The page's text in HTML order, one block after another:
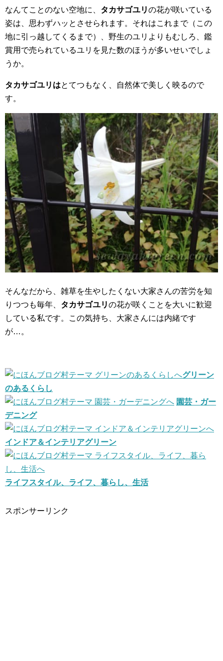
なんてことのない空地に、 タカサゴユリの花が咲いている
姿は、思わずハッとさせられます。それはこれまで（この
地に引っ越してくるまで）、野生のユリよりもむしろ、鑑
賞用で売られているユリを見た数のほうが多いせいでしょ
うか。
タカサゴユリはとてつもなく、自然体で美しく映るので
す。
そんなだから、雑草を生やしたくない大家さんの苦労を知
りつつも毎年、 タカサゴユリの花が咲くことを大いに歓迎
している私です。この気持ち、大家さんには内緒です
が…。
グリーン
のあるくらし
園芸・ガー
デニング
インドア＆インテリアグリーン
ライフスタイル、ライフ、暮らし、生活
スポンサーリンク